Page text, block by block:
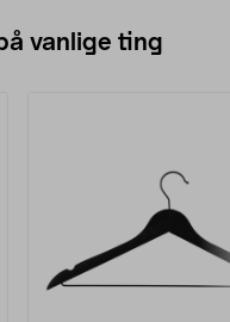
vanlige ting